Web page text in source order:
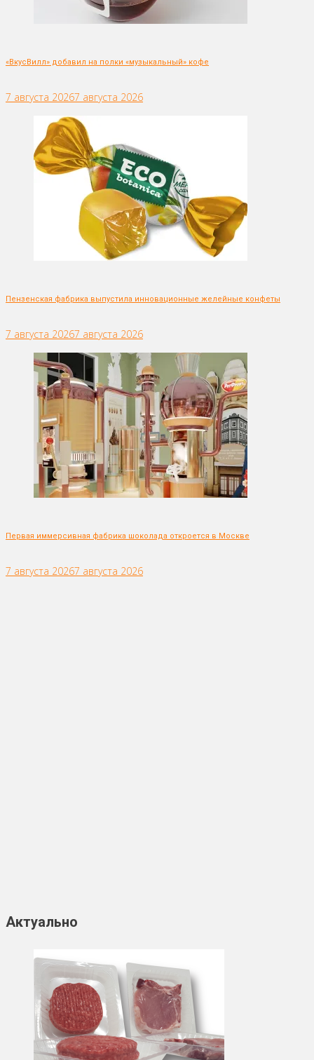
«ВкусВилл» добавил на полки «музыкальный» кофе
7 августа 20267 августа 2026
Пензенская фабрика выпустила инновационные желейные конфеты
7 августа 20267 августа 2026
Первая иммерсивная фабрика шоколада откроется в Москве
7 августа 20267 августа 2026
Актуально